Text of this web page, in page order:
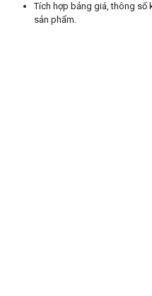
Tích hợp bảng giá, thông số
sản phẩm.